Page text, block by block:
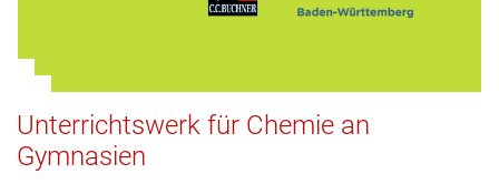
Unterrichtswerk für Chemie an
Gymnasien